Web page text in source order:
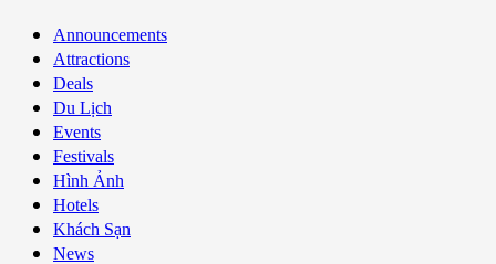
Announcements
Attractions
Deals
Du Lịch
Events
Festivals
Hình Ảnh
Hotels
Khách Sạn
News